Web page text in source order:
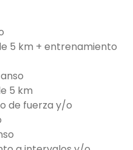
5 km + entrenamiento
5 km
de fuerza y/o